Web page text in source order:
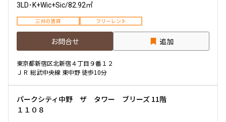
3LD･K+Wic+Sic/82.92㎡
三井の賃貸 フリーレント
お問合せ 追加
東京都新宿区北新宿４丁目９番１２
ＪＲ 総武中央線 東中野 徒歩10分
パークシティ中野 ザ タワー ブリーズ 11階
１１０８